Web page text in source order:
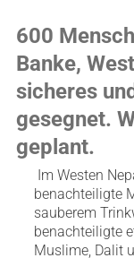
600
Banke,
sicheres
gesegnet.
geplant.
Im Westen
benachteiligte
sauberem
benachteiligte
Muslime, Dalit